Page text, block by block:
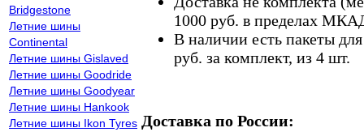
Bridgestone
Летние шины
Continental
Летние шины Gislaved
Летние шины Goodride
Летние шины Goodyear
Летние шины Hankook
Летние шины Ikon Tyres
1000 руб. в пределах
В наличии есть пакеты
руб. за комплект, из 4 шт.
Доставка по России: